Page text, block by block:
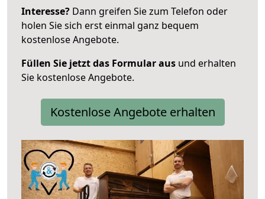
Interesse? Dann greifen Sie zum Telefon oder
holen Sie sich erst einmal ganz bequem
kostenlose Angebote.
Füllen Sie jetzt das Formular aus und erhalten
Sie kostenlose Angebote.
Kostenlose Angebote erhalten